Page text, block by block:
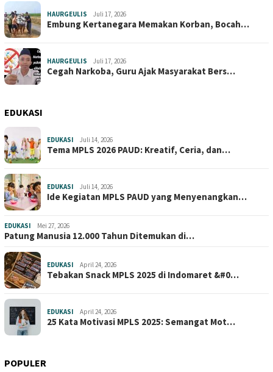
HAURGEULIS Juli 17, 2026
Embung Kertanegara Memakan Korban, Bocah…
HAURGEULIS Juli 17, 2026
Cegah Narkoba, Guru Ajak Masyarakat Bers…
EDUKASI
EDUKASI Juli 14, 2026
Tema MPLS 2026 PAUD: Kreatif, Ceria, dan…
EDUKASI Juli 14, 2026
Ide Kegiatan MPLS PAUD yang Menyenangkan…
EDUKASI Mei 27, 2026
Patung Manusia 12.000 Tahun Ditemukan di…
EDUKASI April 24, 2026
Tebakan Snack MPLS 2025 di Indomaret &#0…
EDUKASI April 24, 2026
25 Kata Motivasi MPLS 2025: Semangat Mot…
POPULER